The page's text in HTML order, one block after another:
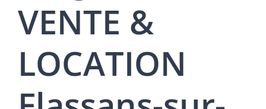
VENTE &
LOCATION